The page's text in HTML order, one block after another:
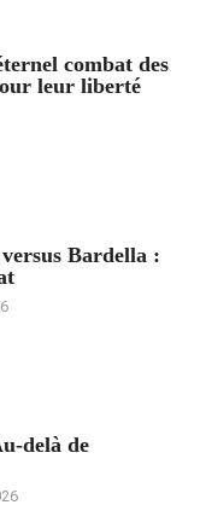
combat des
leur liberté
Bardella :
delà de